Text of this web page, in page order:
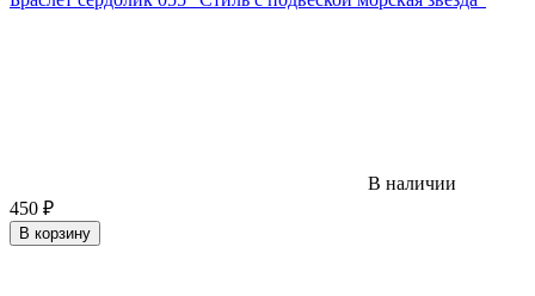
В наличии
450 ₽
В корзину